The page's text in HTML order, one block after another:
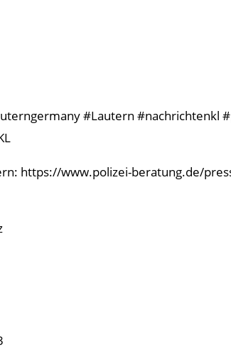
#Lautern #nachrichtenkl
https://www.polizei-beratung.de/